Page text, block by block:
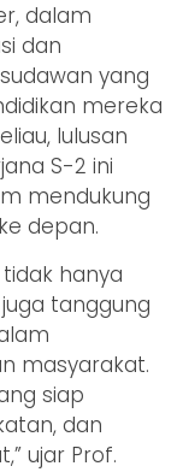
dalam
dan
yang
mereka
lulusan
S-2 ini
mendukung
depan.
tidak hanya
tanggung
masyarakat.
siap
dan
ujar Prof.